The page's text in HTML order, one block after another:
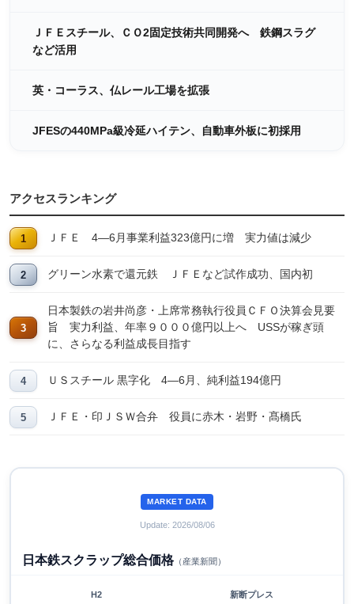
ＪＦＥスチール、ＣＯ2固定技術共同開発へ 鉄鋼スラグ
など活用
英・コーラス、仏レール工場を拡張
JFESの440MPa級冷延ハイテン、自動車外板に初採用
アクセスランキング
ＪＦＥ 4―6月事業利益323億円に増 実力値は減少
グリーン水素で還元鉄 ＪＦＥなど試作成功、国内初
日本製鉄の岩井尚彦・上席常務執行役員ＣＦＯ決算会見要
旨 実力利益、年率９０００億円以上へ USSが稼ぎ頭
に、さらなる利益成長目指す
ＵＳスチール 黒字化 4―6月、純利益194億円
ＪＦＥ・印ＪＳＷ合弁 役員に赤木・岩野・髙橋氏
MARKET DATA
Update: 2026/08/06
日本鉄スクラップ総合価格（産業新聞）
H2 新断プレス